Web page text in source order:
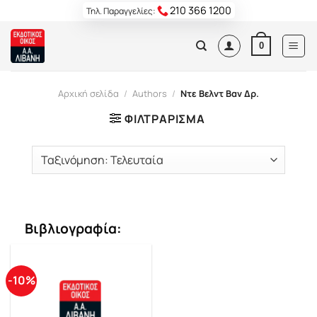
content
Τηλ. Παραγγελίες: 210 366 1200
0
Αρχική σελίδα / Authors / Ντε Βελντ Βαν Δρ.
ΦΙΛΤΡΆΡΙΣΜΑ
Βιβλιογραφία:
-10%